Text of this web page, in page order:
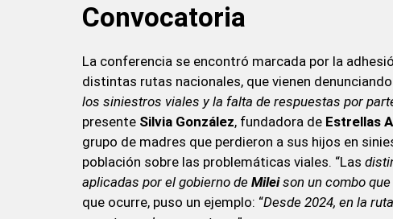
Convocatoria
La conferencia se encontró marcada por la
distintas rutas nacionales, que vienen denunciando
los siniestros viales y la falta de respuestas por
presente Silvia González, fundadora de Estrellas
grupo de madres que perdieron a sus hijos en
población sobre las problemáticas viales. “Las
aplicadas por el gobierno de Mileison un combo
que ocurre, puso un ejemplo: “Desde 2024, en la